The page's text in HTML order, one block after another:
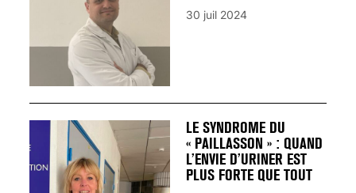
30 juil 2024
LE SYNDROME DU
« PAILLASSON » : QUAND
L’ENVIE D’URINER EST
PLUS FORTE QUE TOUT